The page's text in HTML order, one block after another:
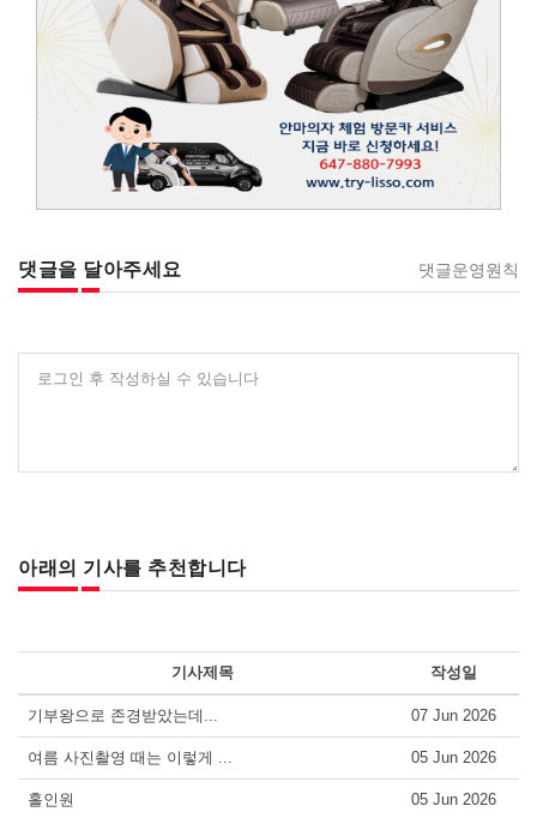
댓글을 달아주세요 댓글운영원칙
로그인 후 작성하실 수 있습니다
아래의 기사를 추천합니다
기사제목 작성일
기부왕으로 존경받았는데... 07 Jun 2026
여름 사진촬영 때는 이렇게 ... 05 Jun 2026
홀인원 05 Jun 2026